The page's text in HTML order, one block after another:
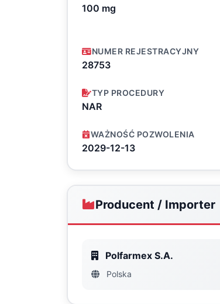
100 mg
NUMER REJESTRACYJNY
28753
TYP PROCEDURY
NAR
WAŻNOŚĆ POZWOLENIA
2029-12-13
Producent / Importer
Polfarmex S.A.
Polska